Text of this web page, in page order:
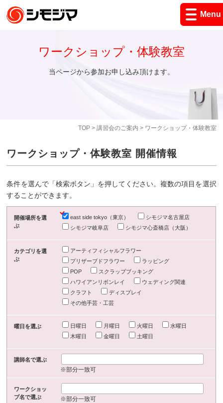
Menu
TOP> 講習会のご案内 > ワークショップ・体験教室
ワークショップ・体験教室
当ページから参加お申し込み頂けます。
ワークショップ・体験教室 開催情報
条件を選んで「検索ボタン」を押してください。複数の項目を選択
することができます。
開催場所を選
ぶ
east side tokyo（東京）
シモジマ名古屋店
シモジマ岐阜店
シモジマ心斎橋店（大阪）
カテゴリを選
ぶ
アーティフィシャルフラワー
プリザーブドフラワー
ラッピング
POP
スクラップブッキング
ハワイアンリボンレイ
ウェディング関連
クラフト
ディスプレイ
その他手芸・工芸
曜日を選ぶ 日曜日 月曜日 火曜日
水曜日
木曜日
金曜日 土曜日
講師名で選ぶ
※部分一致可
ワークショッ
プ名で選ぶ
※部分一致可